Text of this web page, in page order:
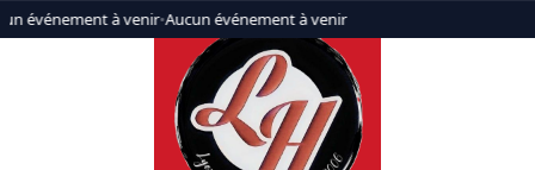
événement à venir•Aucun événement à venir
Aller
au